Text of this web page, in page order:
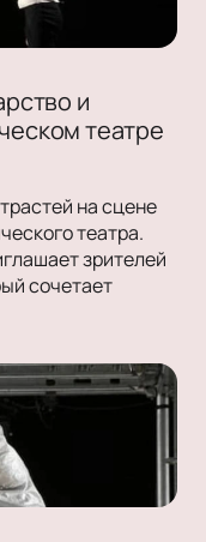
и
театре
на сцене
театра.
зрителей
сочетает